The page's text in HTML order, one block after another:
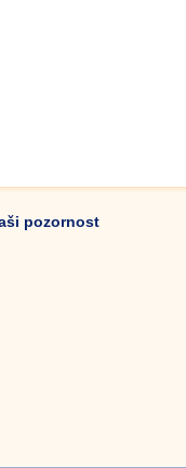
pozornost